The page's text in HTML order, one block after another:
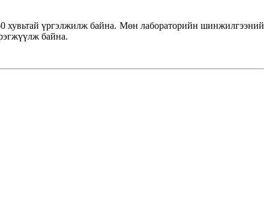
хувьтай үргэлжилж байна. Мөн лабораторийн шинжилгээний
байна.